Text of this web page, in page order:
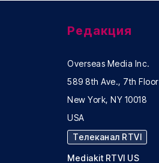
Редакция
Overseas Media Inc.
589 8th Ave., 7th Floor
New York, NY 10018
USA
Телеканал RTVI
Mediakit RTVI US